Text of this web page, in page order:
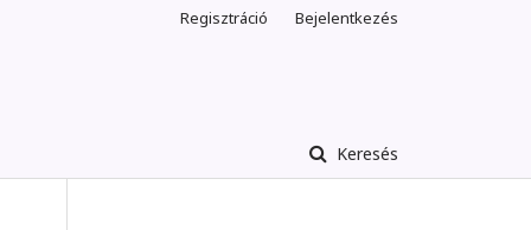
Keresés
Regisztráció Bejelentkezés